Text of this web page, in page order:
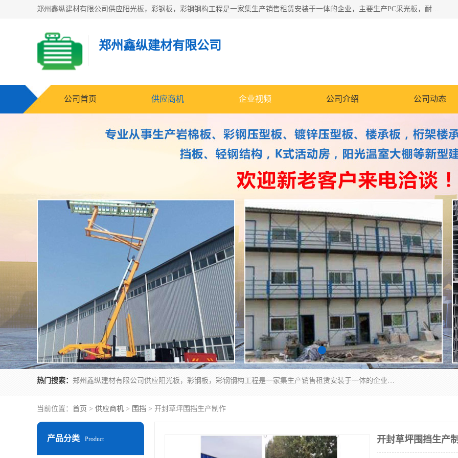
郑州鑫纵建材有限公司供应阳光板，彩钢板，彩钢钢构工程是一家集生产销售租赁安装于一体的企业，主要生产PC采光板，耐力板，仿古琉璃采光板，岩棉板、彩钢压型板、镀锌压型板、桁架楼承板，C、Z型钢檩条、围挡板、轻钢结构，阳光温室大棚等新型建材产品。公司旗下有多台移动式高空压瓦机租赁，承接全国各地业务，专业对外租赁各种型号压瓦机。
郑州鑫纵建材有限公司
公司首页 供应商机 企业视频 公司介绍 公司动态
热门搜索： 郑州鑫纵建材有限公司供应阳光板，彩钢板，彩钢钢构工程是一家集生产销售租赁安装于一体的企业，主要生产PC采光板，耐力板，仿古琉璃采光板，岩棉板、彩钢压型板、镀锌压型板、桁架楼承板，C、Z型钢檩条、围挡板、轻钢结构，阳光温室大棚等新型建材产品。公司旗下有多台移动式高空压瓦机租赁，承接全国各地业务，专业对外租赁各种型号压瓦机。
当前位置： 首页 > 供应商机 > 围挡 > 开封草坪围挡生产制作
产品分类 Product 开封草坪围挡生产